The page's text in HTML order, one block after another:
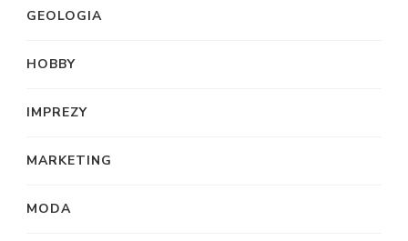
GEOLOGIA
HOBBY
IMPREZY
MARKETING
MODA